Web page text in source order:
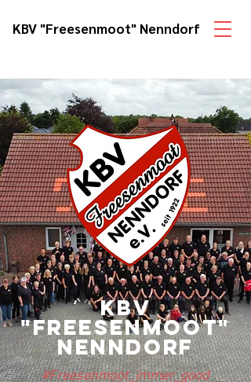
KBV "Freesenmoot" Nenndorf
KBV
"Freesenmoot"
Nenndorf
#Freesenmoot_immer_good